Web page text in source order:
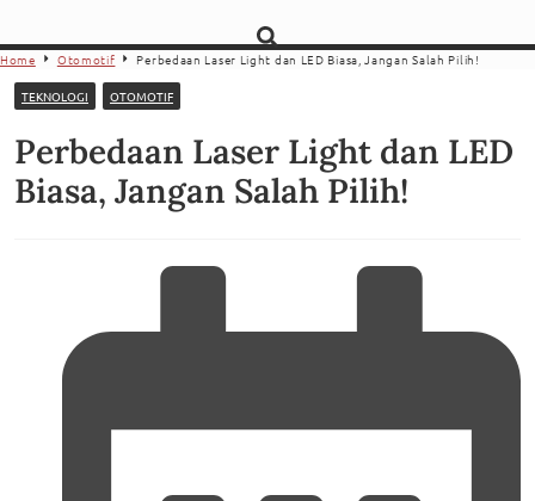
Home Otomotif Perbedaan Laser Light dan LED Biasa, Jangan Salah Pilih!
TEKNOLOGI OTOMOTIF
Perbedaan Laser Light dan LED
Biasa, Jangan Salah Pilih!